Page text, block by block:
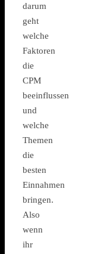
darum
geht
welche
Faktoren
die
CPM
beeinflussen
und
welche
Themen
die
besten
Einnahmen
bringen.
Also
wenn
ihr